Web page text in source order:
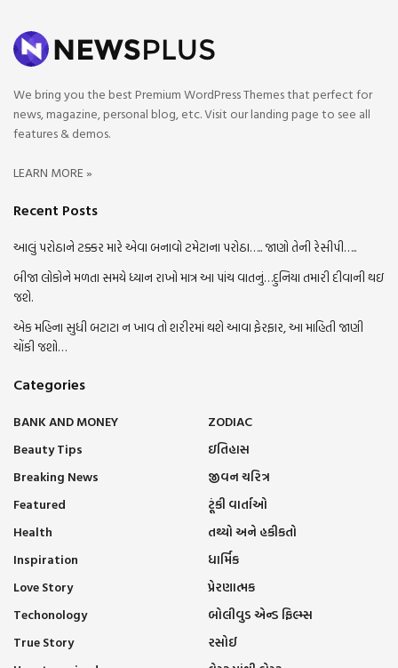
We bring you the best Premium WordPress Themes that perfect for
news, magazine, personal blog, etc. Visit our landing page to see all
features & demos.
LEARN MORE »
Recent Posts
આલું પરોઠાને ટક્કર મારે એવા બનાવો ટમેટાના પરોઠા….. જાણો તેની રેસીપી…..
બીજા લોકોને મળતા સમયે ધ્યાન રાખો માત્ર આ પાંચ વાતનું…દુનિયા તમારી દીવાની થઇ
જશે.
એક મહિના સુધી બટાટા ન ખાવ તો શરીરમાં થશે આવા ફેરફાર, આ માહિતી જાણી
ચોંકી જશો…
Categories
BANK AND MONEY
Beauty Tips
Breaking News
Featured
Health
Inspiration
Love Story
Techonology
True Story
ZODIAC
ઇતિહાસ
જીવન ચરિત્ર
ટૂંકી વાર્તાઓ
તથ્યો અને હકીકતો
ધાર્મિક
પ્રેરણાત્મક
બોલીવુડ એન્ડ ફિલ્મ્સ
રસોઈ